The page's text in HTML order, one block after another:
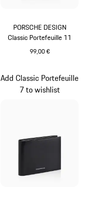
PORSCHE DESIGN
Classic Portefeuille 11
99,00 €
Add Classic Portefeuille
7 to wishlist